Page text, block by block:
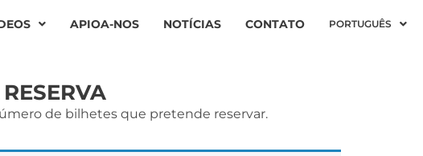
APIOA-NOS NOTÍCIAS CONTATO PORTUGUÊS
de bilhetes que pretende reservar.